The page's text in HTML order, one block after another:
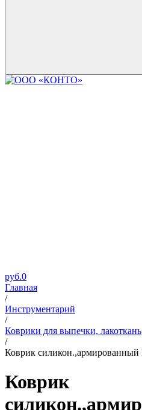
руб.0
Главная
/
Инструментарий
/
Коврики для выпечки, лакоткань
/
Коврик силикон.,армированный
Коврик